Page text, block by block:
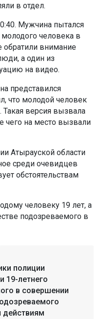
в отдел.
Мужчина пытался
человека в
обратили внимание
а один из
на видео.
представился
что молодой человек
Такая версия вызвала
чего на место вызвали
Атырауской области
среди очевидцев
обстоятельствам
человеку 19 лет, а
подозреваемого в
полиции
19-летнего
в совершении
действиям